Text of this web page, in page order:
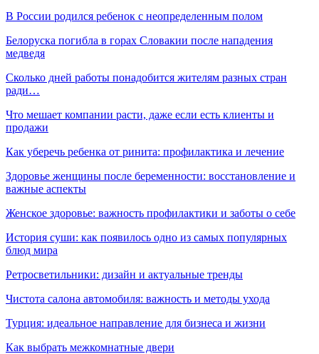
В России родился ребенок с неопределенным полом
Белоруска погибла в горах Словакии после нападения
медведя
Сколько дней работы понадобится жителям разных стран
ради…
Что мешает компании расти, даже если есть клиенты и
продажи
Как уберечь ребенка от ринита: профилактика и лечение
Здоровье женщины после беременности: восстановление и
важные аспекты
Женское здоровье: важность профилактики и заботы о себе
История суши: как появилось одно из самых популярных
блюд мира
Ретросветильники: дизайн и актуальные тренды
Чистота салона автомобиля: важность и методы ухода
Турция: идеальное направление для бизнеса и жизни
Как выбрать межкомнатные двери